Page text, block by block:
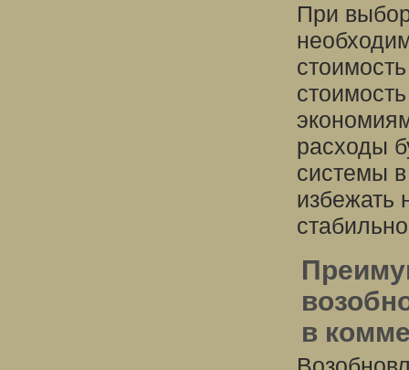
При
расходы
системы
избежать
в